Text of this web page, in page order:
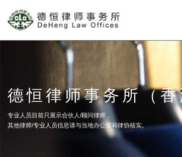
德恒律师事务所（
专业人员目前只展示合伙人/顾问律师，
其他律师/专业人员信息请与当地办公室和律协核实。